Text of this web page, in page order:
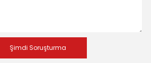
Şimdi Soruşturma